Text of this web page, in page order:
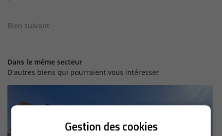
Gestion des cookies
Bien suivant
-
Dans le même secteur
D'autres biens qui pourraient vous intéresser